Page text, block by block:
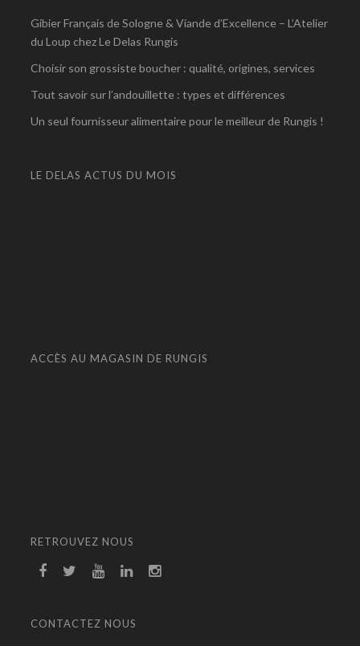
Gibier Français de Sologne & Viande d’Excellence – L’Atelier
du Loup chez Le Delas Rungis
Choisir son grossiste boucher : qualité, origines, services
Tout savoir sur l’andouillette : types et différences
Un seul fournisseur alimentaire pour le meilleur de Rungis !
LE DELAS ACTUS DU MOIS
ACCÈS AU MAGASIN DE RUNGIS
RETROUVEZ NOUS
CONTACTEZ NOUS